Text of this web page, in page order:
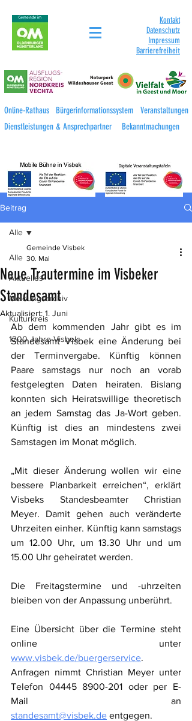
Kontakt
Datenschutz
Impressum
Barrierefreiheit
Online-Rathaus Bürgerinformationssystem
Veranstaltungen
Dienstleistungen & Ansprechpartner
Bekanntmachungen
Beitrag
Alle
Aktuelles
Meldungsarchiv
Kulturkreis
1200 Jahre Visbek
Alle
Neue Trautermine im Visbeker
Standesamt
Gemeinde Visbek
30. Mai
Aktualisiert: 1. Juni
Ab dem kommenden Jahr gibt es im
Standesamt Visbek eine Änderung bei
der Terminvergabe. Künftig können
Paare samstags nur noch an vorab
festgelegten Daten heiraten. Bislang
konnten sich Heiratswillige theoretisch
an jedem Samstag das Ja-Wort geben.
Künftig ist dies an mindestens zwei
Samstagen im Monat möglich.
„Mit dieser Änderung wollen wir eine
bessere Planbarkeit erreichen“, erklärt
Visbeks Standesbeamter Christian
Meyer. Damit gehen auch veränderte
Uhrzeiten einher. Künftig kann samstags
um 12.00 Uhr, um 13.30 Uhr und um
15.00 Uhr geheiratet werden.
Die Freitagstermine und -uhrzeiten
bleiben von der Anpassung unberührt.
Eine Übersicht über die Termine steht
www.visbek.de/buergerservice.
Anfragen nimmt Christian Meyer unter
Telefon 04445 8900-201 oder per E-
standesamt@visbek.de entgegen.